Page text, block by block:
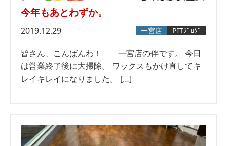
今年もあとわずか。
2019.12.29 一宮店 PITﾌﾞﾛｸﾞ
皆さん、こんばんわ！ 一宮店の伴です。 今日
は営業終了後に大掃除。 ワックスもかけ直してキ
レイキレイになりました。 […]